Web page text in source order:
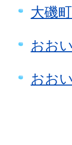
大磯
おお
おお